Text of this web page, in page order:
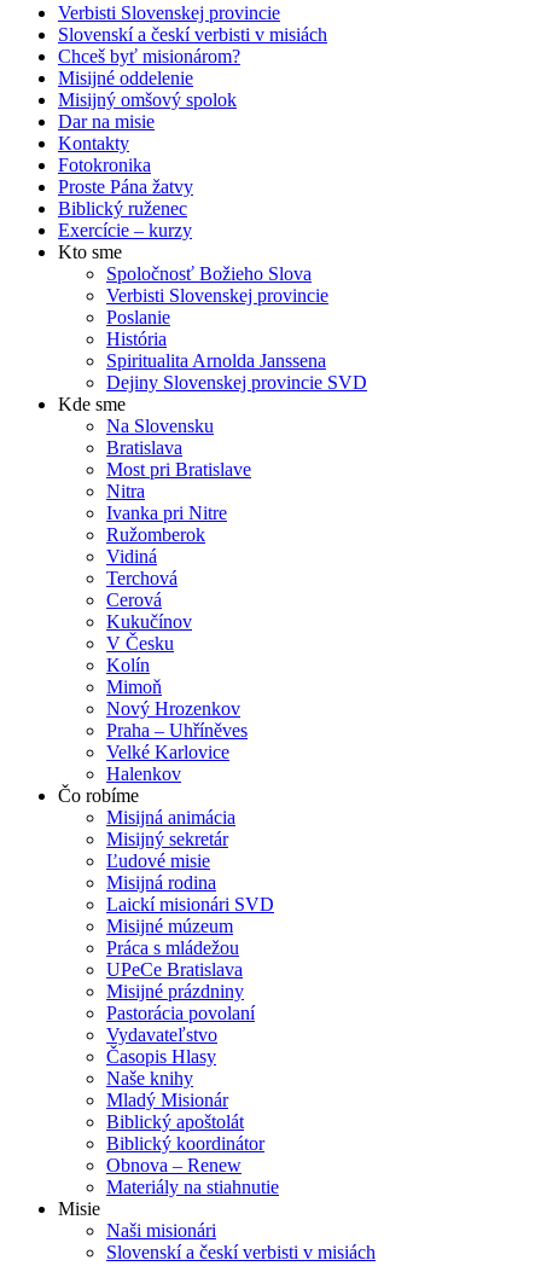
Verbisti Slovenskej provincie
Slovenskí a českí verbisti v misiách
Chceš byť misionárom?
Misijné oddelenie
Misijný omšový spolok
Dar na misie
Kontakty
Fotokronika
Proste Pána žatvy
Biblický ruženec
Exercície – kurzy
Kto sme
Spoločnosť Božieho Slova
Verbisti Slovenskej provincie
Poslanie
História
Spiritualita Arnolda Janssena
Dejiny Slovenskej provincie SVD
Kde sme
Na Slovensku
Bratislava
Most pri Bratislave
Nitra
Ivanka pri Nitre
Ružomberok
Vidiná
Terchová
Cerová
Kukučínov
V Česku
Kolín
Mimoň
Nový Hrozenkov
Praha – Uhříněves
Velké Karlovice
Halenkov
Čo robíme
Misijná animácia
Misijný sekretár
Ľudové misie
Misijná rodina
Laickí misionári SVD
Misijné múzeum
Práca s mládežou
UPeCe Bratislava
Misijné prázdniny
Pastorácia povolaní
Vydavateľstvo
Časopis Hlasy
Naše knihy
Mladý Misionár
Biblický apoštolát
Biblický koordinátor
Obnova – Renew
Materiály na stiahnutie
Misie
Naši misionári
Slovenskí a českí verbisti v misiách